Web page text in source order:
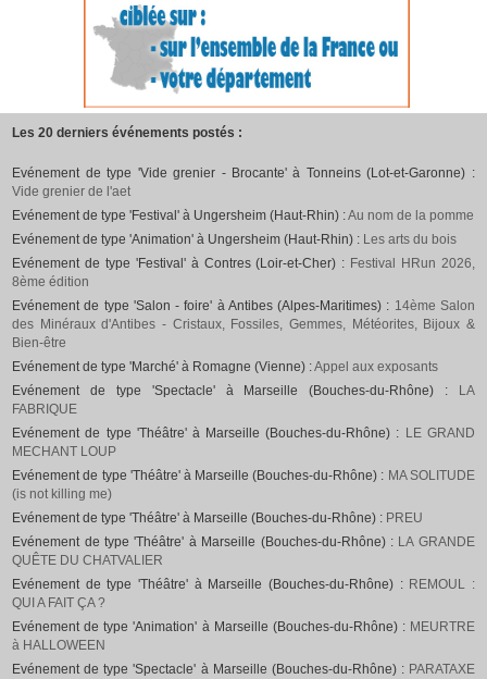
Les 20 derniers événements postés :
Evénement de type 'Vide grenier - Brocante' à Tonneins (Lot-et-Garonne) :
Vide grenier de l'aet
Evénement de type 'Festival' à Ungersheim (Haut-Rhin) :Au nom de la pomme
Evénement de type 'Animation' à Ungersheim (Haut-Rhin) : Les arts du bois
Evénement de type 'Festival' à Contres (Loir-et-Cher) : Festival HRun 2026,
8ème édition
Evénement de type 'Salon - foire' à Antibes (Alpes-Maritimes) : 14ème Salon
des Minéraux d'Antibes - Cristaux, Fossiles, Gemmes, Météorites, Bijoux &
Bien-être
Evénement de type 'Marché' à Romagne (Vienne) :Appel aux exposants
Evénement de type 'Spectacle' à Marseille (Bouches-du-Rhône) :
LA
FABRIQUE
Evénement de type 'Théâtre' à Marseille (Bouches-du-Rhône) : LE GRAND
MECHANT LOUP
Evénement de type 'Théâtre' à Marseille (Bouches-du-Rhône) : MA SOLITUDE
(is not killing me)
Evénement de type 'Théâtre' à Marseille (Bouches-du-Rhône) : PREU
Evénement de type 'Théâtre' à Marseille (Bouches-du-Rhône) : LA GRANDE
QUÊTE DU CHATVALIER
Evénement de type 'Théâtre' à Marseille (Bouches-du-Rhône) : REMOUL :
QUI A FAIT ÇA ?
Evénement de type 'Animation' à Marseille (Bouches-du-Rhône) : MEURTRE
à HALLOWEEN
Evénement de type 'Spectacle' à Marseille (Bouches-du-Rhône) : PARATAXE